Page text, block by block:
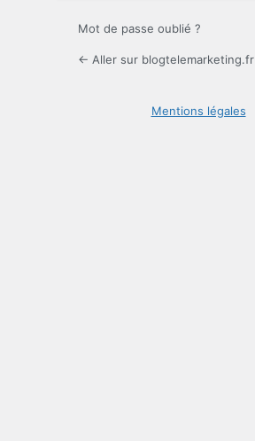
Mot de passe oublié ?
← Aller sur blogtelemarketing.fr
Mentions légales